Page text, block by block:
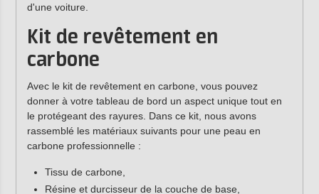
d'une voiture.
Kit de revêtement en
carbone
Avec le kit de revêtement en carbone, vous pouvez
donner à votre tableau de bord un aspect unique tout en
le protégeant des rayures. Dans ce kit, nous avons
rassemblé les matériaux suivants pour une peau en
carbone professionnelle :
Tissu de carbone,
Résine et durcisseur de la couche de base,